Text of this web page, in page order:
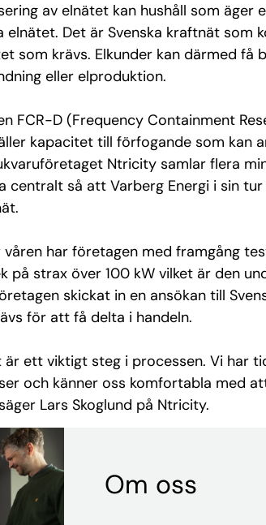
av elnätet kan hushåll som äger
Det är Svenska kraftnät som
som krävs. Elkunder kan därmed få
eller elproduktion.
FCR-D (Frequency Containment
kapacitet till förfogande som kan
Ntricity samlar flera
så att Varberg Energi i sin tur
har företagen med framgång
på strax över 100 kW vilket är den
skickat in en ansökan till
för att få delta i handeln.
är ett viktigt steg i processen. Vi har
och känner oss komfortabla med
Lars Skoglund på Ntricity.
Om oss